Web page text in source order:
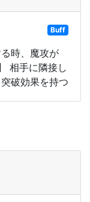
Buff
時、魔攻が
相手に隣接し
破効果を持つ